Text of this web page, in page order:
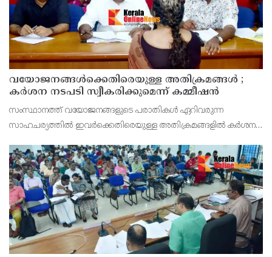
വയോജനങ്ങൾക്കെതിരെയുള്ള അതിക്രമങ്ങൾ ;
കർശന നടപടി സ്വീകരിക്കുമെന്ന് കമ്മീഷൻ
സംസ്ഥാനത്ത് വയോജനങ്ങളുടെ പരാതികൾ ഏറിവരുന്ന
സാഹചര്യത്തിൽ ഇവർക്കെതിരെയുള്ള അതിക്രമങ്ങളിൽ കർശന
കെ. സോമപ്രസാദ്.